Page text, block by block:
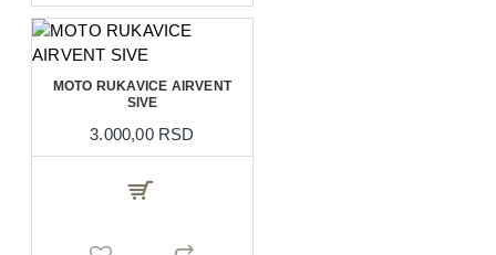
MOTO RUKAVICE AIRVENT
SIVE
3.000,00 RSD